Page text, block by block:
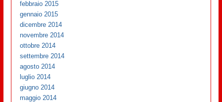
febbraio 2015
gennaio 2015
dicembre 2014
novembre 2014
ottobre 2014
settembre 2014
agosto 2014
luglio 2014
giugno 2014
maggio 2014